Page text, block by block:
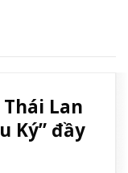
Lan
Ký” đầy